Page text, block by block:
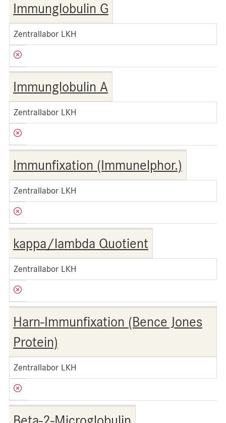
Immunglobulin G
Zentrallabor LKH
Immunglobulin A
Zentrallabor LKH
Immunfixation (Immunelphor.)
Zentrallabor LKH
kappa/lambda Quotient
Zentrallabor LKH
Harn-Immunfixation (Bence Jones
Protein)
Zentrallabor LKH